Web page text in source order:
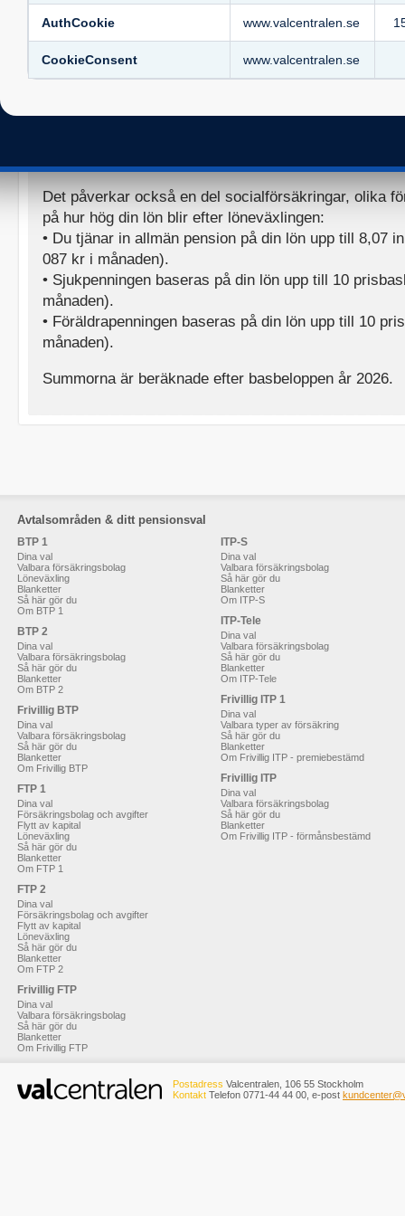
AuthCookie www.valcentralen.se
CookieConsent www.valcentralen.se
pensionsinbetalningarna bli något högre än den lön
innebär att du kan sänka din bruttolön med 1 000 kr
inbetalda till din pensionsförsäkring utan att det
extra.
När du avstår från en del av din lön sänker du din
Det påverkar också en del socialförsäkringar, olika
på hur hög din lön blir efter löneväxlingen:
• Du tjänar in allmän pension på din lön upp till 8,07
087 kr i månaden).
• Sjukpenningen baseras på din lön upp till 10
månaden).
• Föräldrapenningen baseras på din lön upp till 10
månaden).
Summorna är beräknade efter basbeloppen år 2026.
Avtalsområden & ditt pensionsval
BTP 1
Dina val
Valbara försäkringsbolag
Löneväxling
Blanketter
Så här gör du
Om BTP 1
BTP 2
Dina val
Valbara försäkringsbolag
Så här gör du
Blanketter
Om BTP 2
Frivillig BTP
Dina val
Valbara försäkringsbolag
Så här gör du
Blanketter
Om Frivillig BTP
FTP 1
Dina val
Försäkringsbolag och avgifter
Flytt av kapital
Löneväxling
Så här gör du
Blanketter
Om FTP 1
FTP 2
Dina val
Försäkringsbolag och avgifter
Flytt av kapital
Löneväxling
Så här gör du
Blanketter
Om FTP 2
Frivillig FTP
Dina val
Valbara försäkringsbolag
Så här gör du
Blanketter
Om Frivillig FTP
ITP-S
Dina val
Valbara försäkringsbolag
Så här gör du
Blanketter
Om ITP-S
ITP-Tele
Dina val
Valbara försäkringsbolag
Så här gör du
Blanketter
Om ITP-Tele
Frivillig ITP 1
Dina val
Valbara typer av försäkring
Så här gör du
Blanketter
Om Frivillig ITP - premiebestämd
Frivillig ITP
Dina val
Valbara försäkringsbolag
Så här gör du
Blanketter
Om Frivillig ITP - förmånsbestämd
Postadress Valcentralen, 106 55 Stockholm
Kontakt Telefon 0771-44 44 00, e-post